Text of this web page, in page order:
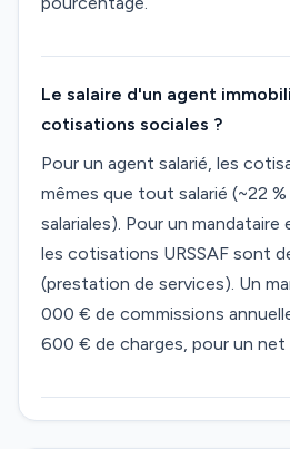
Le salaire d'un agent
cotisations sociales ?
Pour un agent salarié, les
mêmes que tout salarié (~22
salariales). Pour un
les cotisations URSSAF sont
(prestation de services). Un
000 € de commissions
600 € de charges, pour un